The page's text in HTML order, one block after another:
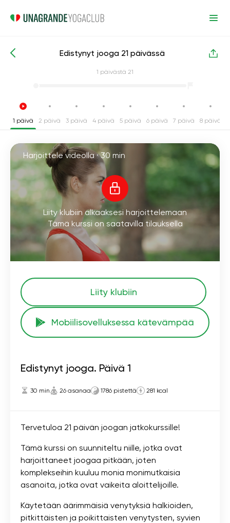
Intensiiviset joogakurssit Edistynyt
Edistynyt jooga 21 päivässä
1 päivästä 21
1 päivä 2 päivä 3 päivä 4 päivä 5 päivä 6 päivä 7 päivä 8 päivä
Harjoittele videolla ·30 min
Liity klubiin alkaaksesi harjoittelemaan
Tämä kurssi on saatavilla tilauksella
Liity klubiin
Mobiilisovelluksessa kätevämpää
Edistynyt jooga. Päivä 1
30 min 26 asanaa 1786 pistettä 281 kcal
Tervetuloa 21 päivän joogan jatkokurssille!
Tämä kurssi on suunniteltu niille, jotka ovat
harjoittaneet joogaa pitkään, joten
komplekseihin kuuluu monia monimutkaisia ​​
asanoita, jotka ovat vaikeita aloittelijoille.
Käytetään äärimmäisiä venytyksiä halkioiden,
pitkittäisten ja poikittaisten venytysten, syvien